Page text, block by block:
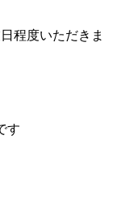
程度いただきま
す